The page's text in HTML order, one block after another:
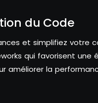
du Code
et simplifiez votre
qui favorisent une
améliorer la